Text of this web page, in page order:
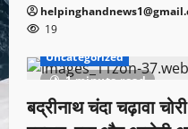
19
1 minute read
Uncategorized
बद्रीनाथ चंदा चढ़ावा